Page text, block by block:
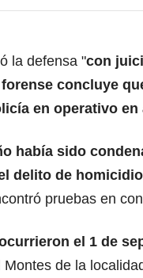
la defensa "con
concluye
en operativo en
había sido
delito de
pruebas en
el 1 de
Montes de la